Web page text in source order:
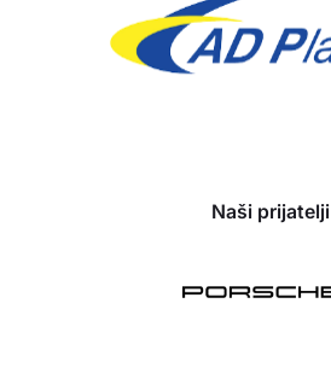
Naši prijatelji